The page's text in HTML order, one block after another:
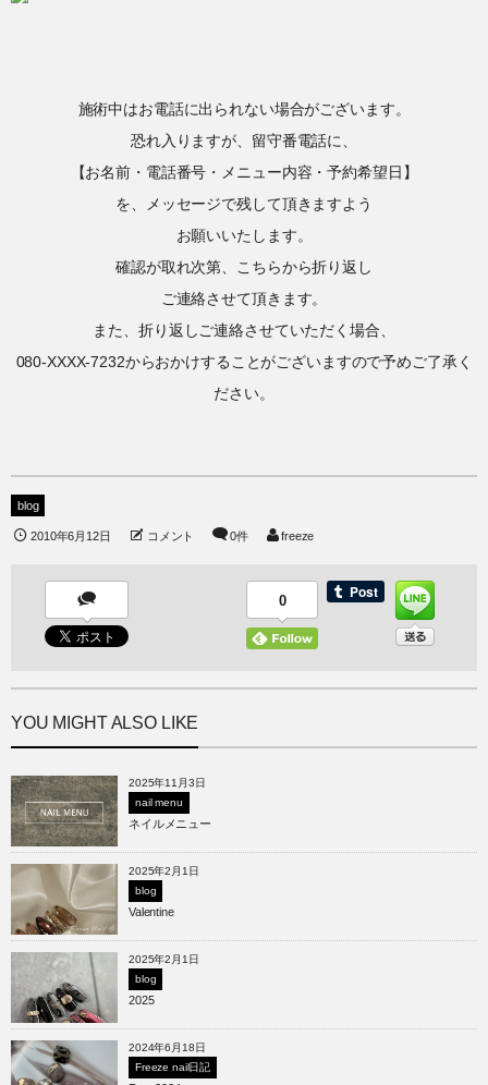
施術中はお電話に出られない場合がございます。
恐れ入りますが、留守番電話に、
【お名前・電話番号・メニュー内容・予約希望日】
を、メッセージで残して頂きますよう
お願いいたします。
確認が取れ次第、こちらから折り返し
ご連絡させて頂きます。
また、折り返しご連絡させていただく場合、
080-XXXX-7232からおかけすることがございますので予めご了承く
ださい。
blog
2010年6月12日 コメント 0件 freeze
0
YOU MIGHT ALSO LIKE
2025年11月3日
nail menu
ネイルメニュー
2025年2月1日
blog
Valentine
2025年2月1日
blog
2025
2024年6月18日
Freeze nail日記